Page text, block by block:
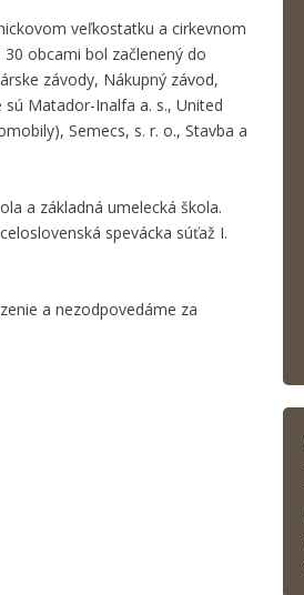
veľkostatku a cirkevnom
obcami bol začlenený do
závody, Nákupný závod,
Matador-Inalfa a. s., United
Semecs, s. r. o., Stavba a
a základná umelecká škola.
spevácka súťaž I.
a nezodpovedáme za